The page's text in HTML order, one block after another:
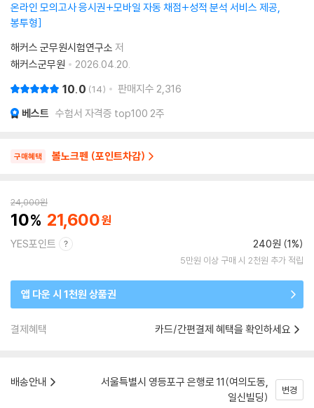
온라인 모의고사 응시권+모바일 자동 채점+성적 분석 서비스 제공,
봉투형
해커스 군무원시험연구소 저
해커스군무원
2026.04.20.
10.0 14 판매지수 2,316
베스트 수험서 자격증 top100 2주
구매혜택 볼노크펜 (포인트차감)
24,000원
10 21,600
YES포인트 240원 (1%)
5만원 이상 구매 시 2천원 추가 적립
앱 다운 시 1천원 상품권
결제혜택 카드/간편결제 혜택을 확인하세요
배송안내
서울특별시 영등포구 은행로 11(여의도동,
일신빌딩)
변경